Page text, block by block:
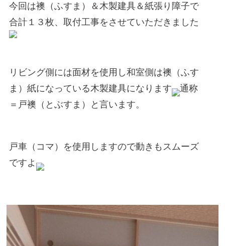
今回は襖（ふすま）＆木製建具＆紙張り障子で
合計１３枚、取付工事をさせていただきました
リビング側には面材を使用し和室側は襖（ふす
ま）紙になっている木製建具になります
通称
＝戸襖（とぶすま）と言います。
戸車（コマ）を使用しますので動きもスムーズ
ですよ